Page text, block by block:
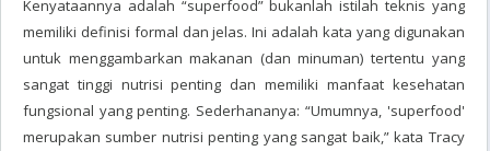
Kenyataannya adalah “superfood” bukanlah istilah teknis yang
memiliki definisi formal dan jelas. Ini adalah kata yang digunakan
untuk menggambarkan makanan (dan minuman) tertentu yang
sangat tinggi nutrisi penting dan memiliki manfaat kesehatan
fungsional yang penting. Sederhananya: “Umumnya, 'superfood'
merupakan sumber nutrisi penting yang sangat baik,” kata Tracy